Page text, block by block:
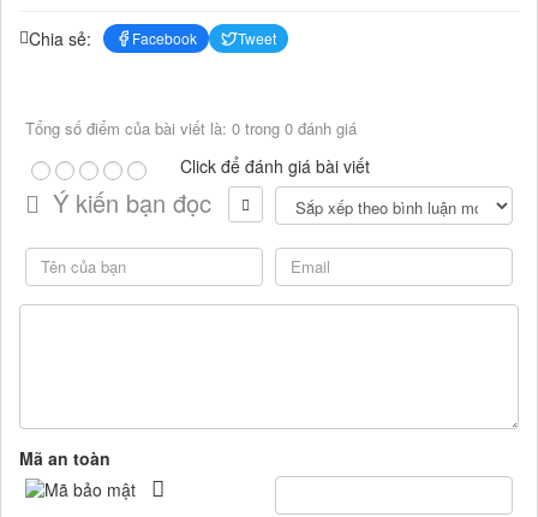
Chia sẻ: Facebook Tweet
Tổng số điểm của bài viết là: 0 trong 0 đánh giá
Click để đánh giá bài viết
Ý kiến bạn đọc
Mã an toàn